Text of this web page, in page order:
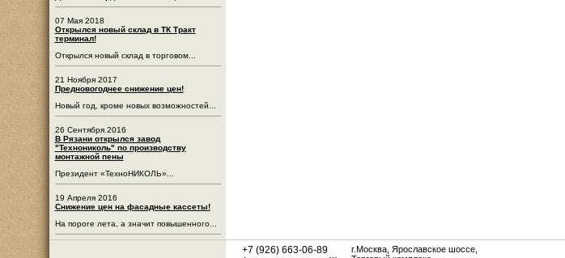
07 Мая 2018
Открылся новый склад в ТК Тракт
терминал!
Открылся новый склад в торговом...
21 Ноября 2017
Предновогоднее снижение цен!
Новый год, кроме новых возможностей...
26 Сентября 2016
В Рязани открылся завод
"Технониколь" по производству
монтажной пены
Президент «ТехноНИКОЛЬ»...
19 Апреля 2016
Снижение цен на фасадные кассеты!
На пороге лета, а значит повышенного...
+7 (926) 663-06-89
г.Москва, Ярославское шоссе,